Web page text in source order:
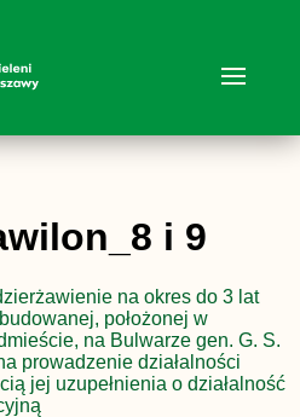
i 9
na okres do 3 lat
położonej w
na Bulwarze gen. G. S.
prowadzenie działalności
jej uzupełnienia o działalność